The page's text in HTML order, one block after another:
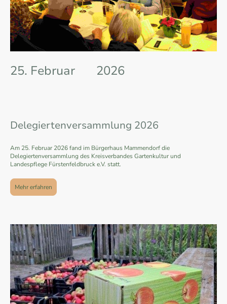
25. Februar 2026
Delegiertenversammlung 2026
Am 25. Februar 2026 fand im Bürgerhaus Mammendorf die
Delegiertenversammlung des Kreisverbandes Gartenkultur und
Landespflege Fürstenfeldbruck e.V. statt.
Mehr erfahren